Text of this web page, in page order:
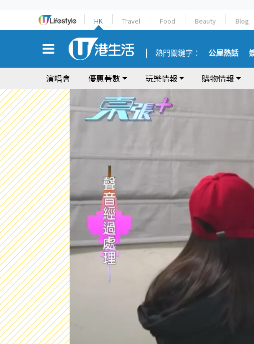
HK Travel Food Beauty Blog
熱門關鍵字： 公屋熱話
演唱會 優惠著數 玩樂情報 購物情報